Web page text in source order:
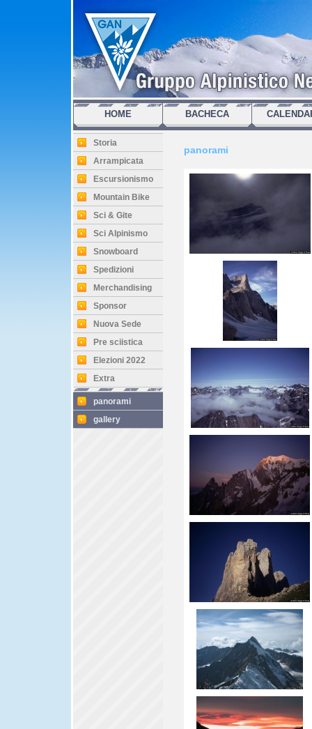
HOME BACHECA
Storia
Arrampicata
Escursionismo
Mountain Bike
Sci & Gite
Sci Alpinismo
Snowboard
Spedizioni
Merchandising
Sponsor
Nuova Sede
Pre sciistica
Elezioni 2022
Extra
panorami
gallery
panorami